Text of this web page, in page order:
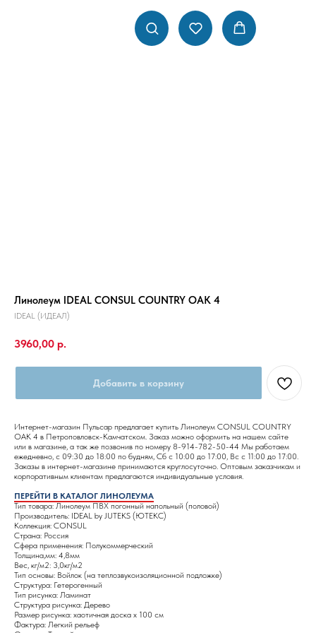
Линолеум IDEAL CONSUL COUNTRY OAK 4
IDEAL (ИДЕАЛ)
3960,00 р.
Добавить в корзину
Интернет-магазин Пульсар предлагает купить Линолеум CONSUL COUNTRY
OAK 4 в Петроповловск-Камчатском. Заказ можно оформить на нашем сайте
или в магазине, а так же позвонив по номеру 8-914-782-50-44 Мы работаем
ежедневно, с 09:30 до 18:00 по будням, Сб с 10:00 до 17:00, Вс с 11:00 до 17:00.
Заказы в интернет-магазине принимаются круглосуточно. Оптовым заказчикам и
корпоративным клиентам предлагаются индивидуальные условия.
ПЕРЕЙТИ В КАТАЛОГ ЛИНОЛЕУМА
Тип товара: Линолеум ПВХ погонный напольный (половой)
Производитель: IDEAL by JUTEKS (ЮТЕКС)
Коллекция: CONSUL
Страна: Россия
Сфера применения: Полукоммерческий
Толщина,мм: 4,8мм
Вес, кг/м2: 3,0кг/м2
Тип основы: Войлок (на теплозвукоизоляционной подложке)
Структура: Гетерогенный
Тип рисунка: Ламинат
Структура рисунка: Дерево
Размер рисунка: хаотичная доска х 100 см
Фактура: Легкий рельеф